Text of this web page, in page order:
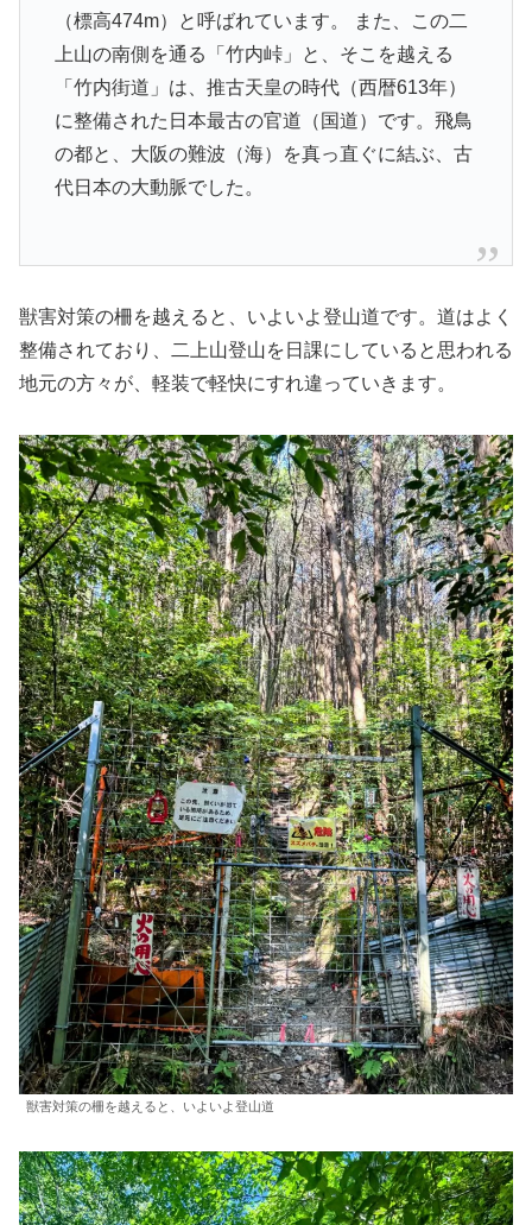
（標高474m）と呼ばれています。 また、この二
上山の南側を通る「竹内峠」と、そこを越える
「竹内街道」は、推古天皇の時代（西暦613年）
に整備された日本最古の官道（国道）です。飛鳥
の都と、大阪の難波（海）を真っ直ぐに結ぶ、古
代日本の大動脈でした。
獣害対策の柵を越えると、いよいよ登山道です。道はよく
整備されており、二上山登山を日課にしていると思われる
地元の方々が、軽装で軽快にすれ違っていきます。
獣害対策の柵を越えると、いよいよ登山道